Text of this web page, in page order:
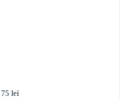
75 lei